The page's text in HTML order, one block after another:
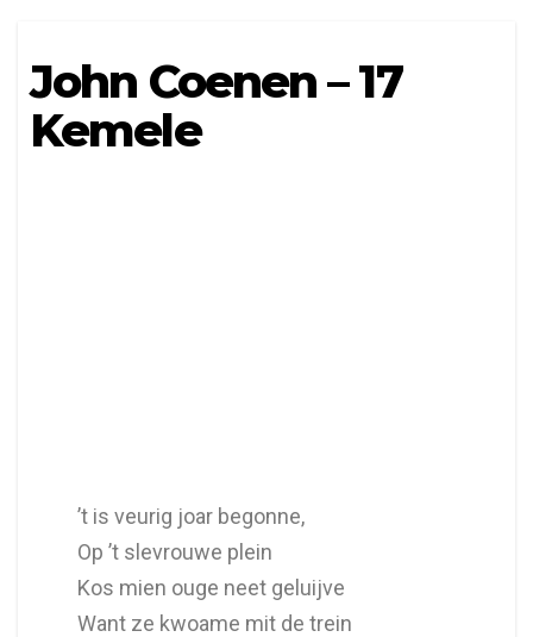
John Coenen – 17
Kemele
’t is veurig joar begonne,
Op ’t slevrouwe plein
Kos mien ouge neet geluijve
Want ze kwoame mit de trein